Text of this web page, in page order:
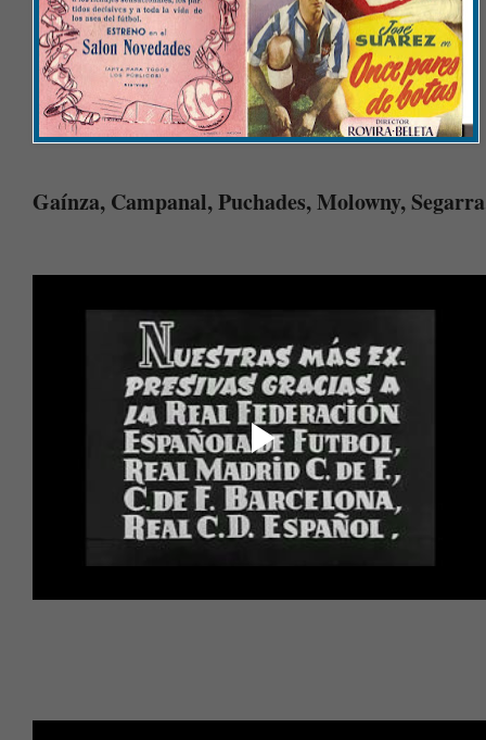
Gaínza, Campanal, Puchades, Molowny,